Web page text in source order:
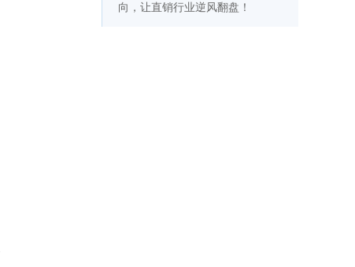
向，让直销行业逆风翻盘！